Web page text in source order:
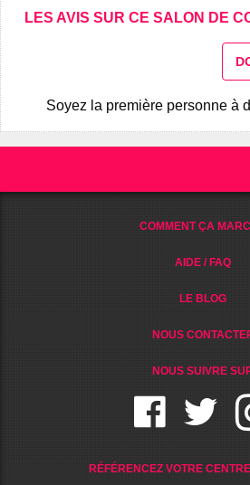
LES AVIS SUR CE SALON DE
Soyez la première personne à
COMMENT ÇA
AIDE / FAQ
LE BLOG
NOUS
NOUS SUIVRE
RÉFÉRENCEZ VOTRE